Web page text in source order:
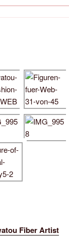
Fiber Artist